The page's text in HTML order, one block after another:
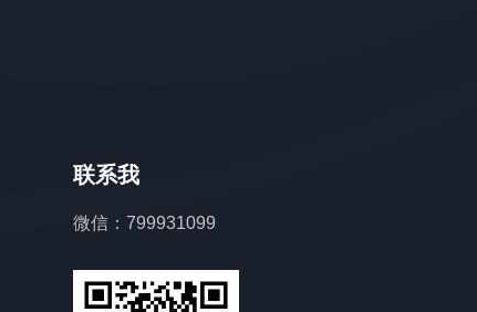
联系我
微信：799931099